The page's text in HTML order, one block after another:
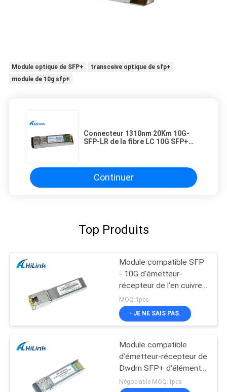
Module optique de SFP+
transceive optique de sfp+
module de 10g sfp+
Connecteur 1310nm 20Km 10G-
SFP-LR de la fibre LC 10G SFP+
Continuer
Top Produits
Module compatible SFP
- 10G d'émetteur-
récepteur de l'en cuivre
SFP+ de Cisco -
connecteur de T RJ45
MOQ:1pcs
- JE NE SAIS PAS.
Module compatible
d'émetteur-récepteur de
Dwdm SFP+ d'élément
moteur 26db de Cisco
Négociable MOQ:1pcs